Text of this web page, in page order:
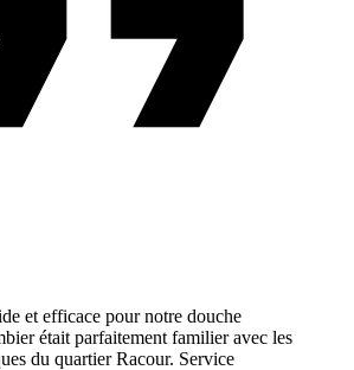
et efficace pour notre douche
était parfaitement familier avec les
du quartier Racour. Service